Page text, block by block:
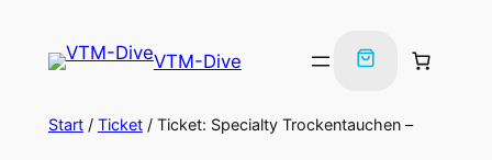
Inhalt
VTM-Dive
Start/ Ticket/ Ticket: Specialty Trockentauchen –